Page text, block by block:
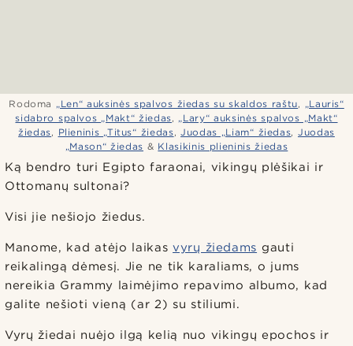
Rodoma „Len“ auksinės spalvos žiedas su skaldos raštu, „Lauris“
sidabro spalvos „Makt“ žiedas, „Lary“ auksinės spalvos „Makt“
žiedas, Plieninis „Titus“ žiedas,Juodas „Liam“ žiedas, Juodas
„Mason“ žiedas & Klasikinis plieninis žiedas
Ką bendro turi Egipto faraonai, vikingų plėšikai ir
Ottomanų sultonai?
Visi jie nešiojo žiedus.
Manome, kad atėjo laikasvyrų žiedams gauti
reikalingą dėmesį. Jie ne tik karaliams, o jums
nereikia Grammy laimėjimo repavimo albumo, kad
galite nešioti vieną (ar 2) su stiliumi.
Vyrų žiedai nuėjo ilgą kelią nuo vikingų epochos ir